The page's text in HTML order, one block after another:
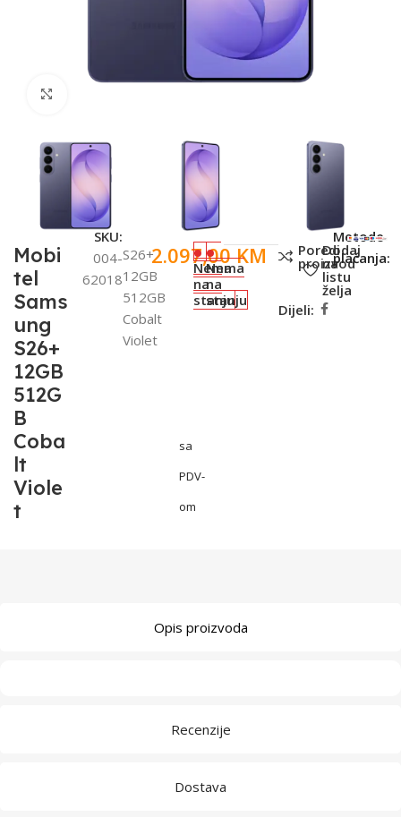
Mobi
tel
Sams
ung
S26+
12GB
512G
B
Coba
lt
Viole
t
SKU:
004-
62018
S26+
12GB
512GB
Cobalt
Violet
2.097,00KM
sa
PDV-
om
Nema
na
stanju
Nema
na
stanju
Poredi
proizvod
Dodaj
na
listu
želja
Dijeli:
Metode
plaćanja:
Opis proizvoda
Recenzije
Dostava